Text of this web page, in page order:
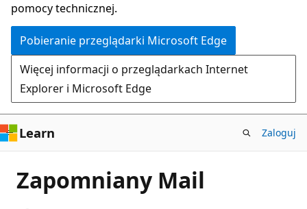
pomocy technicznej.
Pobieranie przeglądarki Microsoft Edge
Więcej informacji o przeglądarkach Internet
Explorer i Microsoft Edge
Learn Zaloguj
Zapomniany Mail